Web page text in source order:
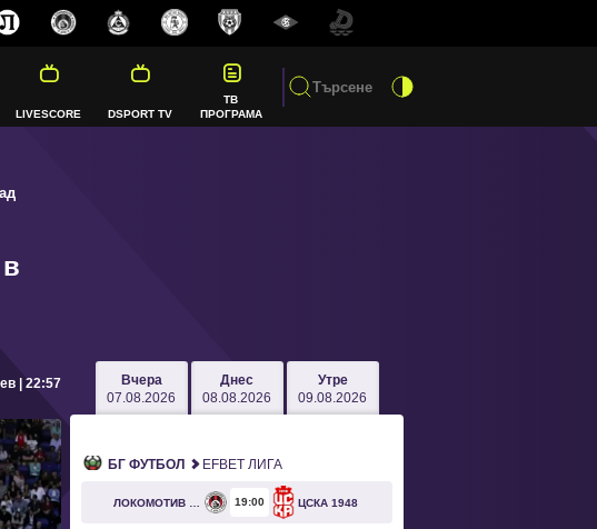
LIVESCORE DSPORT TV
ТВ
ПРОГРАМА
| 22:57
Вчера
07.08.2026
Днес
08.08.2026
Утре
09.08.2026
БГ ФУТБОЛ EFBET ЛИГА
19 00 ЦСКА 1948